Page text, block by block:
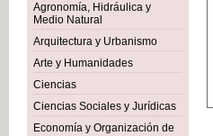
Agronomía, Hidráulica y
Medio Natural
Arquitectura y Urbanismo
Arte y Humanidades
Ciencias
Ciencias Sociales y Jurídicas
Economía y Organización de